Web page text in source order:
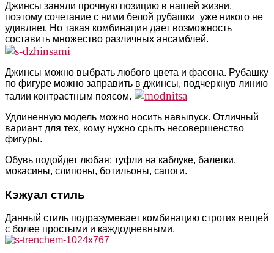
Джинсы заняли прочную позицию в нашей жизни,
поэтому сочетание с ними белой рубашки уже никого не
удивляет. Но такая комбинация дает возможность
составить множество различных ансамблей.
Джинсы можно выбрать любого цвета и фасона. Рубашку
по фигуре можно заправить в джинсы, подчеркнув линию
талии контрастным поясом.
Удлиненную модель можно носить навыпуск. Отличный
вариант для тех, кому нужно срыть несовершенство
фигуры.
Обувь подойдет любая: туфли на каблуке, балетки,
мокасины, слипоны, ботильоны, сапоги.
Кэжуал стиль
Данный стиль подразумевает комбинацию строгих вещей
с более простыми и каждодневными.